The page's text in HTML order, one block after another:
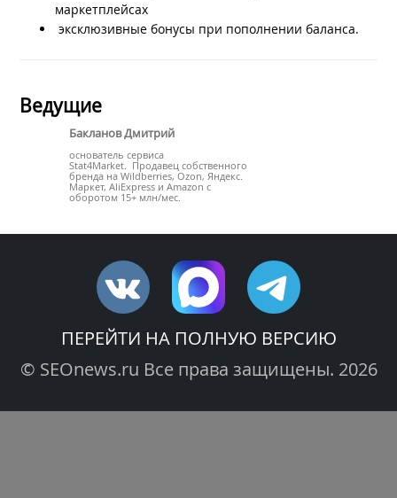
маркетплейсах
эксклюзивные бонусы при пополнении баланса.
Ведущие
Бакланов Дмитрий
основатель сервиса
Stat4Market. Продавец собственного
бренда на Wildberries, Ozon, Яндекс.
Маркет, AliExpress и Amazon с
оборотом 15+ млн/мес.
ПЕРЕЙТИ НА ПОЛНУЮ ВЕРСИЮ
© SEOnews.ru Все права защищены. 2026